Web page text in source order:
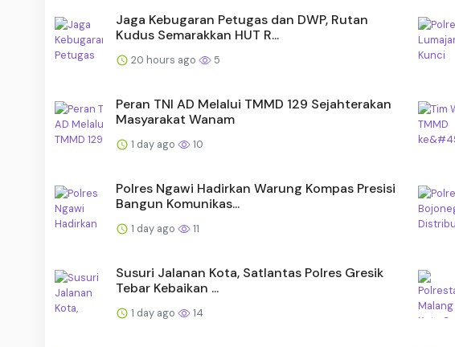
Jaga Kebugaran Petugas dan DWP, Rutan
Kudus Semarakkan HUT R...
20 hours ago 5
Peran TNI AD Melalui TMMD 129 Sejahterakan
Masyarakat Wanam
1 day ago 10
Polres Ngawi Hadirkan Warung Kompas Presisi
Bangun Komunikas...
1 day ago 11
Susuri Jalanan Kota, Satlantas Polres Gresik
Tebar Kebaikan ...
1 day ago 14